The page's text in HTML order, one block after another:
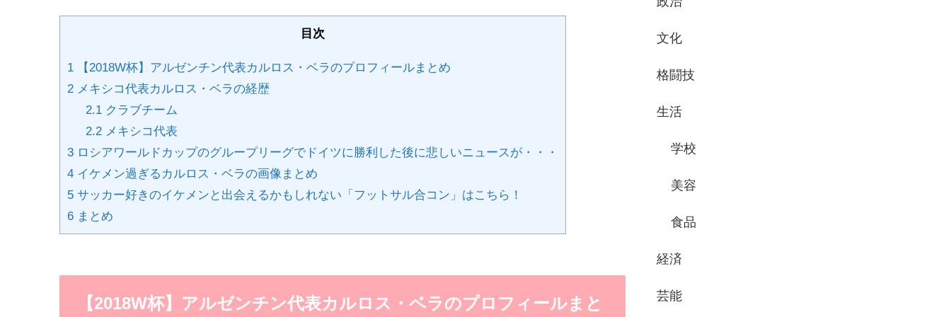
目次
1 【2018W杯】アルゼンチン代表カルロス・ベラのプロフィールまとめ
2 メキシコ代表カルロス・ベラの経歴
2.1クラブチーム
2.2メキシコ代表
3 ロシアワールドカップのグループリーグでドイツに勝利した後に悲しいニュースが・・・
4 イケメン過ぎるカルロス・ベラの画像まとめ
5 サッカー好きのイケメンと出会えるかもしれない「フットサル合コン」はこちら！
6 まとめ
【2018W杯】アルゼンチン代表カルロス・ベラのプロフィールまと
文化
格闘技
生活
学校
美容
食品
経済
芸能